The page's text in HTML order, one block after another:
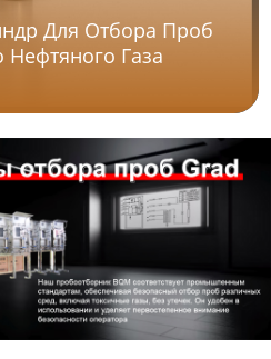
Для Отбора Проб
Газа